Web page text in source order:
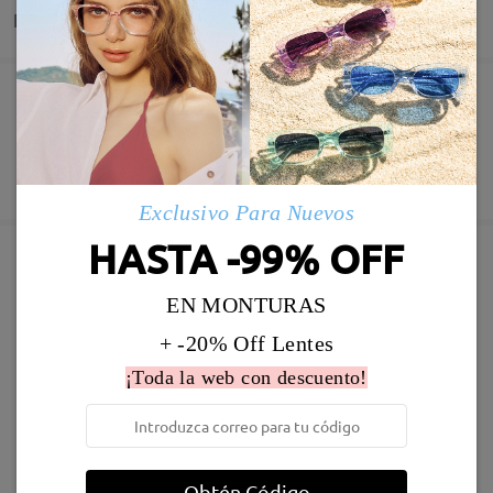
Entrega
Pedido realizado
Fabricación
Enviado
detalles
Revestimiento resistente a arañazo incluído
60 días de garantía de devolución y cambio
Garantía de 365 días
Descubrir Más
Marcos Similares
Exclusivo Para Nuevos
HASTA -99% OFF
EN MONTURAS
+ -20% Off Lentes
¡Toda la web con descuento!